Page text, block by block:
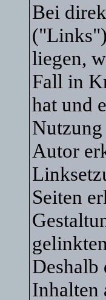
Bei
liegen,
Fall in
hat und
Autor
Seiten
Inhalten